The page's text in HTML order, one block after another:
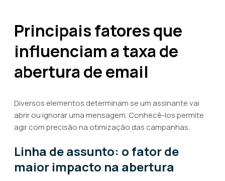
Principais fatores que
influenciam a taxa de
abertura de email
Diversos elementos determinam se um assinante vai
abrir ou ignorar uma mensagem. Conhecê-los permite
agir com precisão na otimização das campanhas.
Linha de assunto: o fator de
maior impacto na abertura